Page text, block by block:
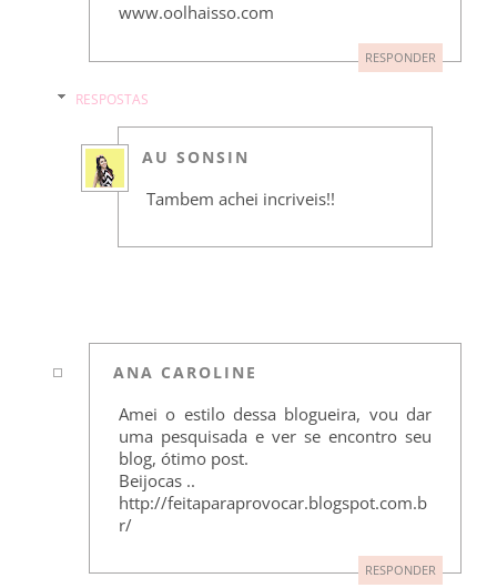
www.oolhaisso.com
RESPONDER
RESPOSTAS
AU SONSIN
Tambem achei incriveis!!
ANA CAROLINE
Amei o estilo dessa blogueira, vou dar
uma pesquisada e ver se encontro seu
blog, ótimo post.
Beijocas ..
http://feitaparaprovocar.blogspot.com.b
r/
RESPONDER